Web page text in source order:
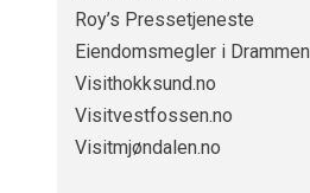
Roy’s Pressetjeneste
Eiendomsmegler i Drammen
Visithokksund.no
Visitvestfossen.no
Visitmjøndalen.no